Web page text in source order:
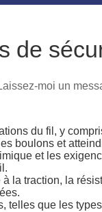
de
moi un
du fil, y
boulons et
et les
la traction, la
que les